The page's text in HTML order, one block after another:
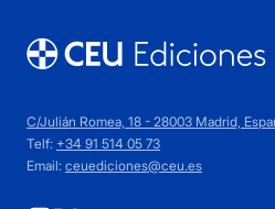
C/Julián Romea, 18 - 28003 Madrid,
Telf: +34 91 514 05 73
Email: ceuediciones@ceu.es